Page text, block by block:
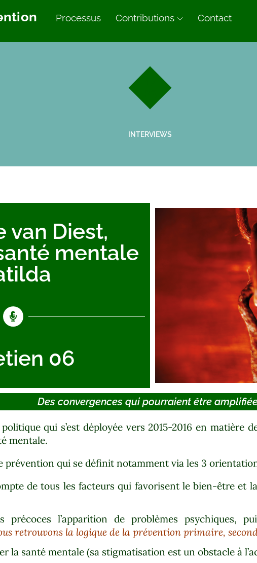
Processus Contributions Contact
INTERVIEWS
van Diest,
mentale
06
Des convergences qui pourraient être
qui s’est déployée vers 2015-2016 en matière
mentale.
prévention qui se définit notamment via les 3
de tous les facteurs qui favorisent le bien-être et
précoces l’apparition de problèmes psychiques,
retrouvons la logique de la prévention primaire,
la santé mentale (sa stigmatisation est un obstacle à